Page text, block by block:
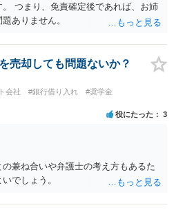
つまり、免責確定後であれば、お姉
ありません。
売却しても問題ないか？
会社 #銀行借り入れ
#奨学金
役にたった 3
兼ね合いや弁護士の考え方もあるた
でしょう。